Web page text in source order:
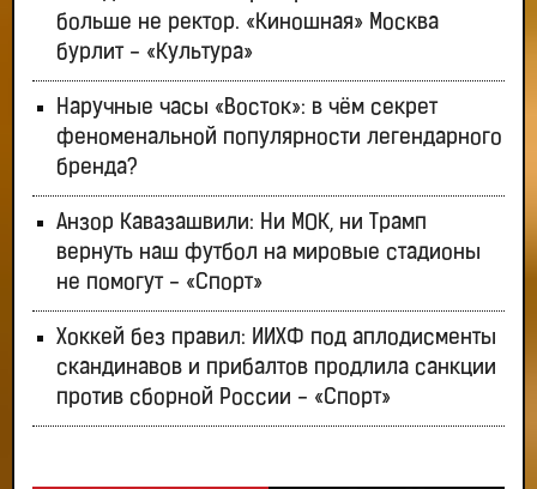
больше не ректор. «Киношная» Москва
бурлит - «Культура»
Наручные часы «Восток»: в чём секрет
феноменальной популярности легендарного
бренда?
Анзор Кавазашвили: Ни МОК, ни Трамп
вернуть наш футбол на мировые стадионы
не помогут - «Спорт»
Хоккей без правил: ИИХФ под аплодисменты
скандинавов и прибалтов продлила санкции
против сборной России - «Спорт»